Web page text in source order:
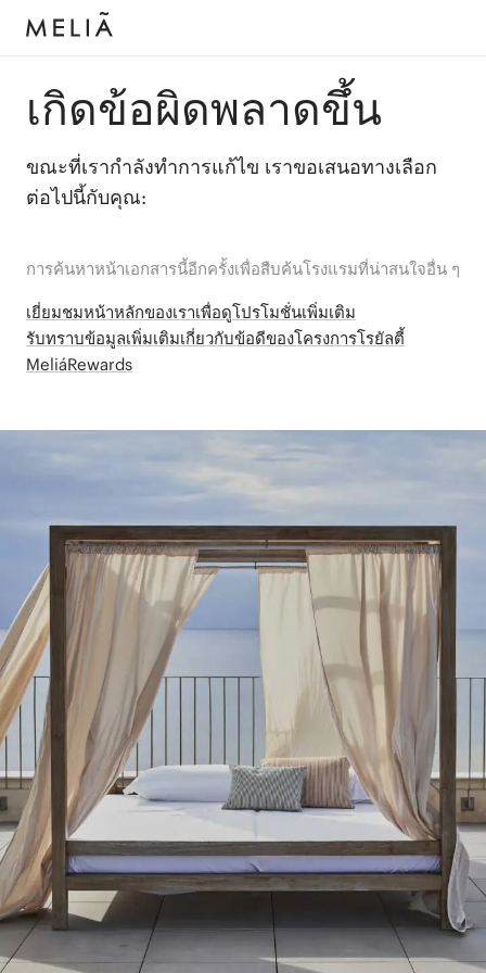
เกิดข้อผิดพลาดขึ้น
ขณะที่เรากำลังทำการแก้ไข เราขอเสนอทางเลือก
ต่อไปนี้กับคุณ:
การค้นหาหน้าเอกสารนี้อีกครั้งเพื่อสืบค้นโรงแรมที่น่าสนใจอื่น ๆ
เยี่ยมชมหน้าหลักของเราเพื่อดูโปรโมชั่นเพิ่มเติม
รับทราบข้อมูลเพิ่มเติมเกี่ยวกับข้อดีของโครงการโรยัลตี้
MeliáRewards